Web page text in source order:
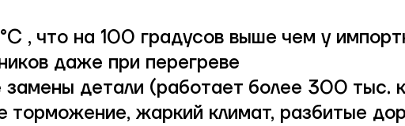
, что на 100 градусов выше чем у
даже при перегреве
детали (работает более 300 тыс.
торможение, жаркий климат, разбитые